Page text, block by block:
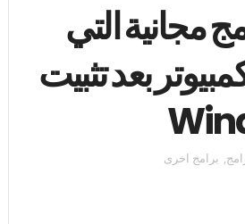
مجانية التي
بعد تثبيت
, برامج اخرى